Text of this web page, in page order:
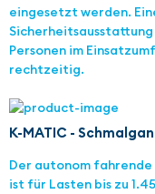
eingesetzt werden.
Personen im
rechtzeitig.
K-MATIC -
Der autonom fahrende
ist für Lasten bis zu